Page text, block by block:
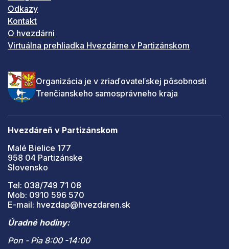
Odkazy
Kontakt
O hvezdárni
Virtuálna prehliadka Hvezdárne v Partizánskom
Organizácia je v zriaďovateľskej pôsobnosti
Trenčianskeho samosprávneho kraja
Hvezdáreň v Partizánskom
Malé Bielice 177
958 04 Partizánske
Slovensko
Tel: 038/749 71 08
Mob: 0910 596 570
E-mail: hvezdap@hvezdaren.sk
Úradné hodiny:
Pon - Pia 8:00 -14:00